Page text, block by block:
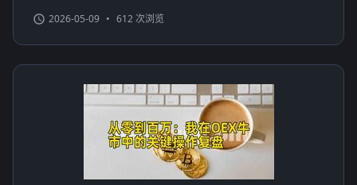
2026-05-09 • 612 次浏览